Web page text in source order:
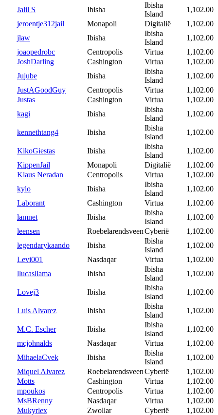
Jalil S
Ibisha
Ibisha
Island
1,102.00
jeroentje312jail
Monapoli Digitalië
1,102.00
jlaw
Ibisha
Ibisha
Island
1,102.00
joaopedrobc
Centropolis Virtua
1,102.00
JoshDarling
Cashington Virtua
1,102.00
Jujube
Ibisha
Ibisha
Island
1,102.00
JustAGoodGuy
Centropolis Virtua
1,102.00
Justas
Cashington Virtua
1,102.00
kagi
Ibisha
Ibisha
Island
1,102.00
kennethtang4 Ibisha
Ibisha
Island
1,102.00
KikoGiestas Ibisha
Ibisha
Island
1,102.00
KippenJail
Monapoli Digitalië
1,102.00
Klaus Neradan
Centropolis Virtua
1,102.00
kylo
Ibisha
Ibisha
Island
1,102.00
Laborant
Cashington Virtua
1,102.00
lamnet
Ibisha
Ibisha
Island
1,102.00
leensen
RoebelarendsveenCyberië
1,102.00
legendarykaando
Ibisha
Ibisha
Island
1,102.00
Levi001
Nasdaqar Virtua
1,102.00
llucasllama
Ibisha
Ibisha
Island
1,102.00
Lovej3 Ibisha
Ibisha
Island
1,102.00
Luis Alvarez Ibisha
Ibisha
Island
1,102.00
M.C. Escher Ibisha
Ibisha
Island
1,102.00
mcjohnalds
Nasdaqar Virtua
1,102.00
MihaelaCvek
Ibisha
Ibisha
Island
1,102.00
Miquel Alvarez
RoebelarendsveenCyberië
1,102.00
Motts
Cashington Virtua
1,102.00
mpoukos
Centropolis Virtua
1,102.00
MsBRenny
Nasdaqar Virtua
1,102.00
Mukyrlex
Zwollar Cyberië
1,102.00